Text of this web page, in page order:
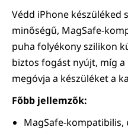
Védd iPhone készüléked
minőségű, MagSafe-
puha folyékony szilikon
biztos fogást nyújt, míg
megóvja a készüléket a
Főbb jellemzők:
MagSafe-